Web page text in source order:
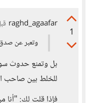
1
raghd_agaafar
وتعبر عن صدق
بل وتمنع حدوث
للخلط بين صاحب
فإذا قلت لك: "أنا